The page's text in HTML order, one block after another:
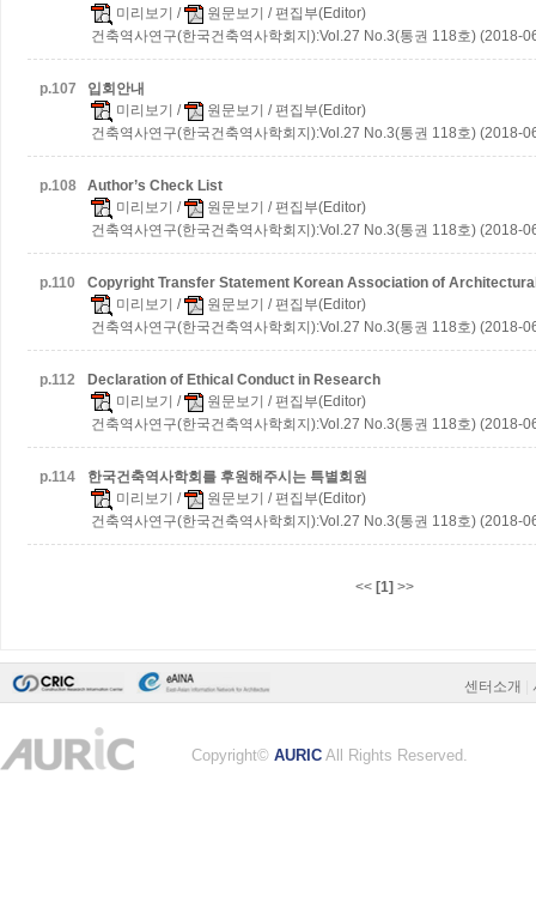
미리보기 / 원문보기 / 편집부(Editor)
건축역사연구(한국건축역사학회지):Vol.27 No.3(통권 118호) (2018-
p.107
입회안내
미리보기 / 원문보기 / 편집부(Editor)
건축역사연구(한국건축역사학회지):Vol.27 No.3(통권 118호) (2018-
p.108
Author’s Check List
미리보기 / 원문보기 / 편집부(Editor)
건축역사연구(한국건축역사학회지):Vol.27 No.3(통권 118호) (2018-
p.110
Copyright Transfer Statement Korean Association of
미리보기 / 원문보기 / 편집부(Editor)
건축역사연구(한국건축역사학회지):Vol.27 No.3(통권 118호) (2018-
p.112
Declaration of Ethical Conduct in Research
미리보기 / 원문보기 / 편집부(Editor)
건축역사연구(한국건축역사학회지):Vol.27 No.3(통권 118호) (2018-
p.114
한국건축역사학회를 후원해주시는 특별회원
미리보기 / 원문보기 / 편집부(Editor)
건축역사연구(한국건축역사학회지):Vol.27 No.3(통권 118호) (2018-
<< [1] >>
센터소개
Copyright© AURIC All Rights Reserved.